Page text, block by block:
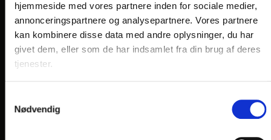
hjemmeside med vores partnere inden for sociale medier,
annonceringspartnere og analysepartnere. Vores partnere
kan kombinere disse data med andre oplysninger, du har
givet dem, eller som de har indsamlet fra din brug af deres
tjenester.
Nødvendig
OPLEVELSER
Nærområde og oplevelser